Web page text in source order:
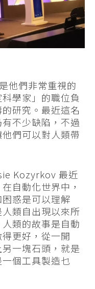
他們非常重視的
學家」的職位負
研究。最近這名
不少缺陷，不過
們可以對人類帶
Kozyrkov 最近
自動化世界中，
惑是可以理解
類自出現以來所
類的故事是自動
更好，從一開
一塊石頭，就是
個工具製造乜